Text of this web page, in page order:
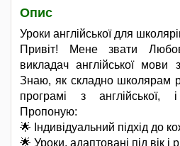
Опис
Уроки англійської для
Привіт! Мене звати
викладач англійської мови
Знаю, як складно школярам
програмі з англійської,
Пропоную:
🌟 Індивідуальний підхід до
🌟 Уроки, адаптовані під вік і